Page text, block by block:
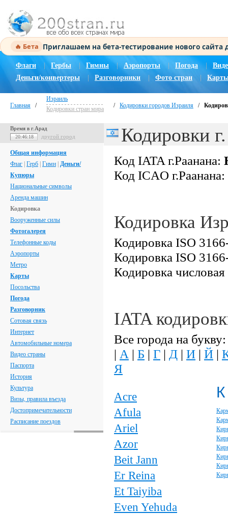
🔥 Бета Приглашаем на бета-тестирование нового
Флаги Гербы Гимны | Аэропорты Погода |
Деньги/конвертеры
Разговорники Фото стран
Главная /
Израиль
Кодировки стран мира
/ Кодировки городов Израиля /
Время в г.Арад
20:46:18 другой город
Общая информация
Флаг Герб Гимн Деньги/
Купюры
Национальные символы
Аренда машин
Кодировка
Вооруженные силы
Фотогалерея
Телефонные коды
Аэропорты
Метро
Карты
Посольства
Погода
Разговорник
Сотовая связь
Интернет
Автомобильные номера
Видео страны
Паспорта
История
Культура
Визы, правила въезда
Достопримечательности
Расписание поездов
Кодировки
Код IATA г.Раанана:
Код ICAO г.Раанана:
Кодировка
Кодировка ISO
Кодировка ISO
Кодировка
IATA
Все города на букву:
| А | Б | Г | Д | И | Й |
Я
Acre
Afula
Ariel
Azor
Beit Jann
Er Reina
Et Taiyiba
Even Yehuda
К